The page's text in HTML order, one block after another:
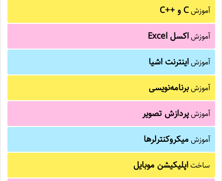
آموزشC و C++‎
آموزشاکسل Excel
آموزشاینترنت اشیا
آموزشبرنامه‌نویسی
آموزشپردازش تصویر
آموزشمیکروکنترلرها
ساختاپلیکیشن موبایل